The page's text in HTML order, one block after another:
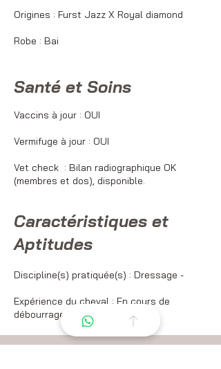
Origines : Furst Jazz X Royal diamond
Robe : Bai
Santé et Soins
Vaccins à jour : OUI
Vermifuge à jour : OUI
Vet check : Bilan radiographique OK
(membres et dos), disponible.
Caractéristiques et
Aptitudes
Discipline(s) pratiquée(s) : Dressage -
Expérience du cheval : En cours de
débourrage